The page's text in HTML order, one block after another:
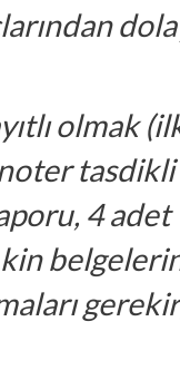
olmak
noter tasdikli
4 adet